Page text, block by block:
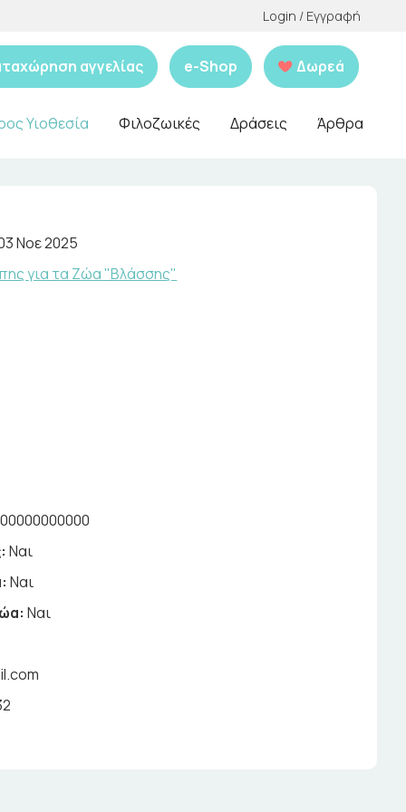
Login / Εγγραφή
αγγελίας e-Shop Δωρεά
Υιοθεσία Φιλοζωικές Δράσεις Άρθρα
Νοε 2025
για τα Ζώα "Βλάσσης"
Ναι
Ναι
Ναι